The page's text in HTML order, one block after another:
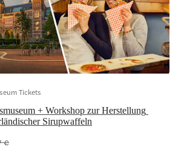
+ Workshop zur Herstellung
Sirupwaffeln
Tickets
€